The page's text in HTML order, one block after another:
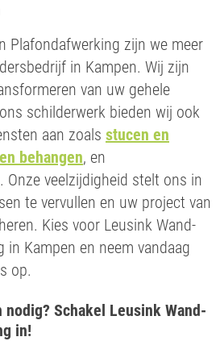
Plafondafwerking zijn we meer
in Kampen. Wij zijn
van uw gehele
schilderwerk bieden wij ook
aan zoals stucen en
behangen, en
. Onze veelzijdigheid stelt ons in
te vervullen en uw project van
Kies voor Leusink Wand-
in Kampen en neem vandaag
op.
Schakel Leusink Wand-
in!